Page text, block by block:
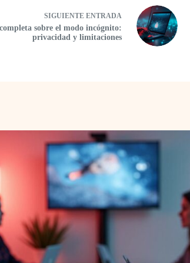
SIGUIENTE ENTRADA
sobre el modo incógnito:
privacidad y limitaciones